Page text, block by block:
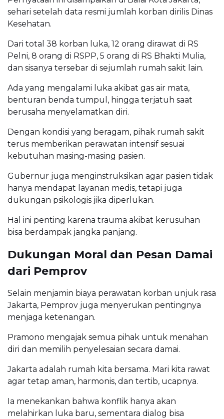
sehari setelah data resmi jumlah korban dirilis Dinas
Kesehatan.
Dari total 38 korban luka, 12 orang dirawat di RS
Pelni, 8 orang di RSPP, 5 orang di RS Bhakti Mulia,
dan sisanya tersebar di sejumlah rumah sakit lain.
Ada yang mengalami luka akibat gas air mata,
benturan benda tumpul, hingga terjatuh saat
berusaha menyelamatkan diri.
Dengan kondisi yang beragam, pihak rumah sakit
terus memberikan perawatan intensif sesuai
kebutuhan masing-masing pasien.
Gubernur juga menginstruksikan agar pasien tidak
hanya mendapat layanan medis, tetapi juga
dukungan psikologis jika diperlukan.
Hal ini penting karena trauma akibat kerusuhan
bisa berdampak jangka panjang.
Dukungan Moral dan Pesan Damai
dari Pemprov
Selain menjamin biaya perawatan korban unjuk rasa
Jakarta, Pemprov juga menyerukan pentingnya
menjaga ketenangan.
Pramono mengajak semua pihak untuk menahan
diri dan memilih penyelesaian secara damai.
Jakarta adalah rumah kita bersama. Mari kita rawat
agar tetap aman, harmonis, dan tertib, ucapnya.
Ia menekankan bahwa konflik hanya akan
melahirkan luka baru, sementara dialog bisa